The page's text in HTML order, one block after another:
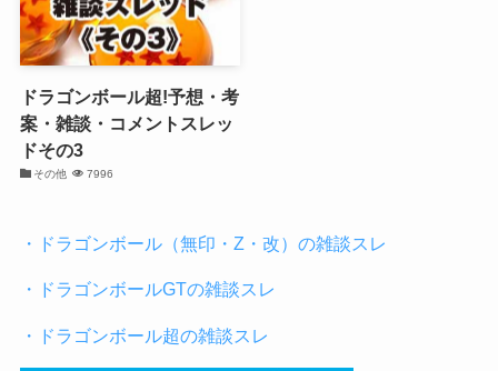
ドラゴンボール超!予想・考
案・雑談・コメントスレッ
ドその3
その他 7996
・ドラゴンボール（無印・Z・改）の雑談スレ
・ドラゴンボールGTの雑談スレ
・ドラゴンボール超の雑談スレ